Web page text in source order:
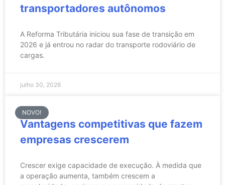
transportadores autônomos
A Reforma Tributária iniciou sua fase de transição em
2026 e já entrou no radar do transporte rodoviário de
cargas.
julho 30, 2026
NOVO!
Vantagens competitivas que fazem
empresas crescerem
Crescer exige capacidade de execução. À medida que
a operação aumenta, também crescem a